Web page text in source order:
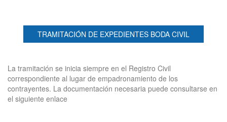
TRAMITACIÓN DE EXPEDIENTES BODA CIVIL
La tramitación se inicia siempre en el Registro Civil
correspondiente al lugar de empadronamiento de los
contrayentes. La documentación necesaria puede consultarse en
el siguiente enlace